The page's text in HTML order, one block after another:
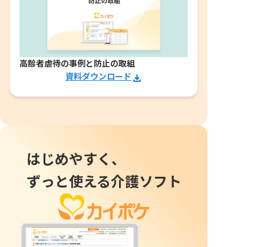
高齢者虐待の事例と防止の取組
資料ダウンロード
はじめやすく、
ずっと使える介護ソフト